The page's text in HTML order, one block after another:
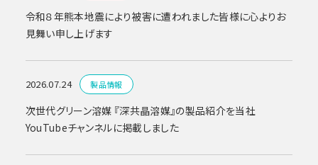
令和８年熊本地震により被害に遭われました皆様に心よりお
見舞い申し上げます
2026.07.24 製品情報
次世代グリーン溶媒 『深共晶溶媒』の製品紹介を当社
YouTubeチャンネルに掲載しました